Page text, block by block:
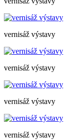
vernisáž výstavy
vernisáž výstavy
vernisáž výstavy
vernisáž výstavy